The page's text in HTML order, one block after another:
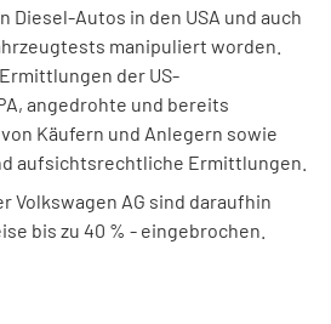
Diesel-Autos in den USA und auch
manipuliert worden.
der US-
angedrohte und bereits
Käufern und Anlegern sowie
aufsichtsrechtliche Ermittlungen.
Volkswagen AG sind daraufhin
bis zu 40 % - eingebrochen.